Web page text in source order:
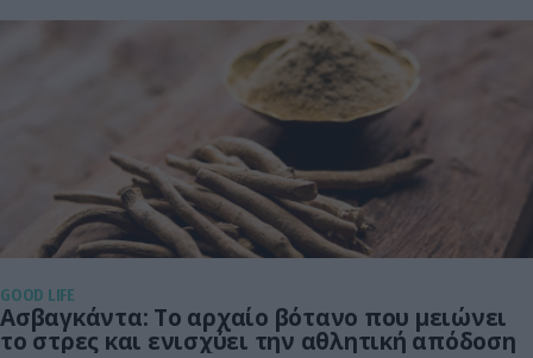
GOOD LIFE
Ασβαγκάντα: Το αρχαίο βότανο που μειώνει
το στρες και ενισχύει την αθλητική απόδοση